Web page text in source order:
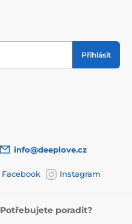
Přihlásit
info@deeplove.cz
Facebook Instagram
Potřebujete poradit?